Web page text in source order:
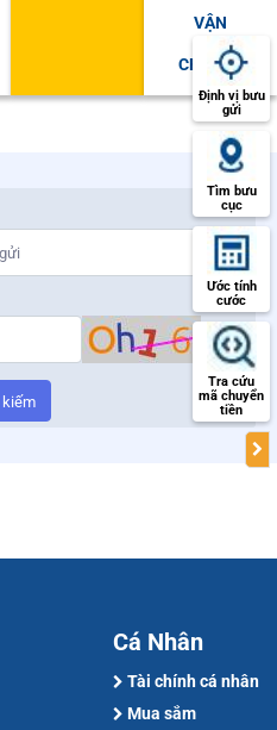
VẬN
CHUYỂN
Cá Nhân
Tài chính cá nhân
Mua sắm
Định vị bưu
gửi
Tìm bưu
cục
Ước tính
cước
Tra cứu
mã chuyển
tiền